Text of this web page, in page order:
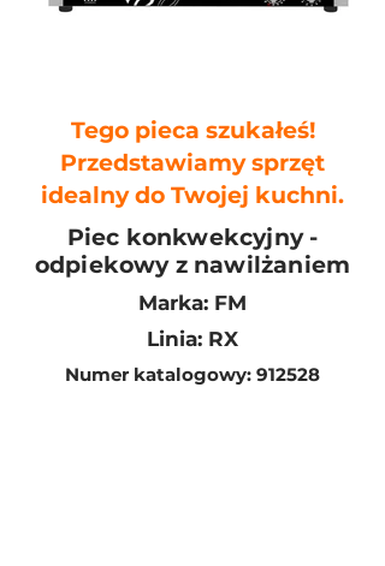
Tego pieca szukałeś!
Przedstawiamy sprzęt
idealny do Twojej kuchni.
Piec konkwekcyjny -
odpiekowy z nawilżaniem
Marka: FM
Linia: RX
Numer katalogowy: 912528